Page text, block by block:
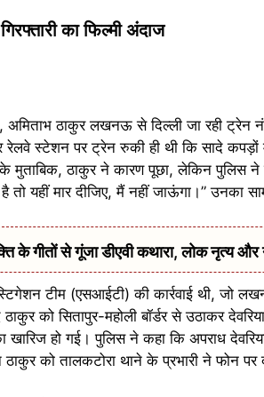
का फिल्मी अंदाज
अमिताभ ठाकुर लखनऊ से दिल्ली जा रही
स्टेशन पर ट्रेन रुकी ही थी कि सादे
ठाकुर ने कारण पूछा, लेकिन पुलिस ने
तो यहीं मार दीजिए, मैं नहीं जाऊंगा।” उनका
से गूंजा डीएवी कथारा, लोक नृत्य और
टीम (एसआईटी) की कार्रवाई थी, जो
को सितापुर-महोली बॉर्डर से उठाकर
खारिज हो गई। पुलिस ने कहा कि अपराध
को तालकटोरा थाने के प्रभारी ने फोन पर